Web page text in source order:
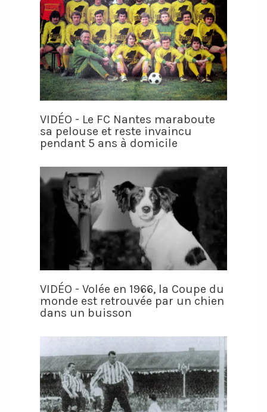
VIDÉO - Le FC Nantes maraboute
sa pelouse et reste invaincu
pendant 5 ans à domicile
VIDÉO - Volée en 1966, la Coupe du
monde est retrouvée par un chien
dans un buisson